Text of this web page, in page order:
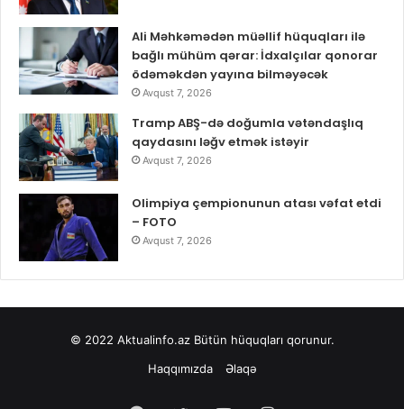
Ali Məhkəmədən müəllif hüquqları ilə
bağlı mühüm qərar: İdxalçılar qonorar
ödəməkdən yayına bilməyəcək
Avqust 7, 2026
Tramp ABŞ-də doğumla vətəndaşlıq
qaydasını ləğv etmək istəyir
Avqust 7, 2026
Olimpiya çempionunun atası vəfat etdi
– FOTO
Avqust 7, 2026
© 2022 Aktualinfo.azBütün hüquqları qorunur.
Haqqımızda
Əlaqə